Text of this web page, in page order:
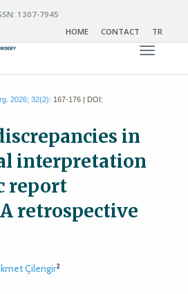
1307-7945
HOME
CONTACT TR
Toggle
2026; 32(2): 167-176 | DOI:
in
interpretation
report
retrospective
Çilengir2